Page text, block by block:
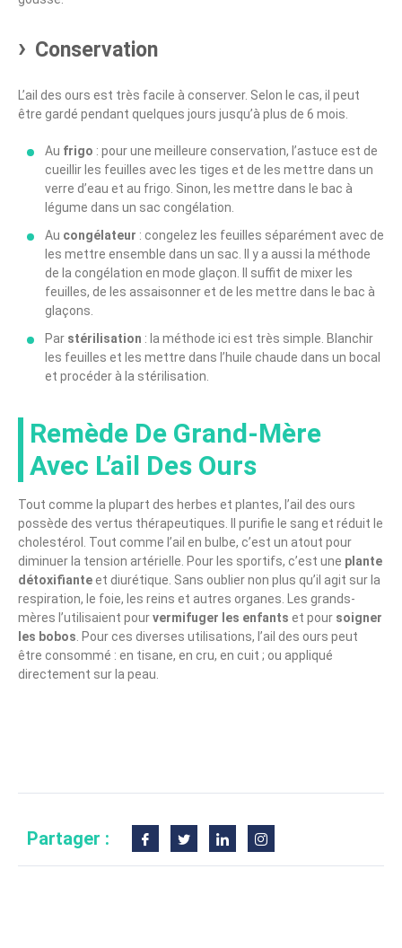
Conservation
L’ail des ours est très facile à conserver. Selon le cas, il peut
être gardé pendant quelques jours jusqu’à plus de 6 mois.
Au frigo : pour une meilleure conservation, l’astuce est de
cueillir les feuilles avec les tiges et de les mettre dans un
verre d’eau et au frigo. Sinon, les mettre dans le bac à
légume dans un sac congélation.
Au congélateur : congelez les feuilles séparément avec de
les mettre ensemble dans un sac. Il y a aussi la méthode
de la congélation en mode glaçon. Il suffit de mixer les
feuilles, de les assaisonner et de les mettre dans le bac à
glaçons.
Par stérilisation : la méthode ici est très simple. Blanchir
les feuilles et les mettre dans l’huile chaude dans un bocal
et procéder à la stérilisation.
Remède De Grand-Mère
Avec L’ail Des Ours
Tout comme la plupart des herbes et plantes, l’ail des ours
possède des vertus thérapeutiques. Il purifie le sang et réduit le
cholestérol. Tout comme l’ail en bulbe, c’est un atout pour
diminuer la tension artérielle. Pour les sportifs, c’est une plante
détoxifianteet diurétique. Sans oublier non plus qu’il agit sur la
respiration, le foie, les reins et autres organes. Les grands-
mères l’utilisaient pourvermifuger les enfants et pour soigner
les bobos. Pour ces diverses utilisations, l’ail des ours peut
être consommé : en tisane, en cru, en cuit ; ou appliqué
directement sur la peau.
Partager :